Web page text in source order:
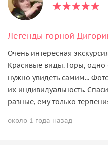
Очень интересная
Красивые виды. Горы, одно
нужно увидеть самим...
их индивидуальность.
разные, ему только
около 1 года назад